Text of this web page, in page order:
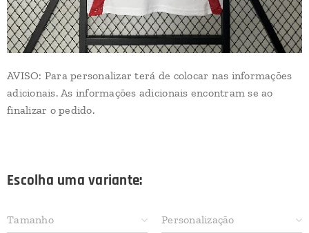
AVISO: Para personalizar terá de colocar nas informações
adicionais. As informações adicionais encontram se ao
finalizar o pedido.
Escolha uma variante:
Tamanho Personalização